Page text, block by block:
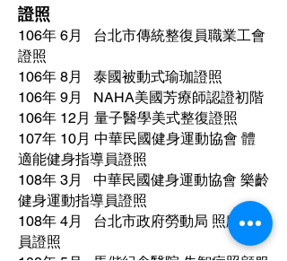
證照
106年 6月 台北市傳統整復員職業工會
證照
106年 8月 泰國被動式瑜珈證照
106年 9月 NAHA美國芳療師認證初階
106年 12月 量子醫學美式整復證照
107年 10月 中華民國健身運動協會 體
適能健身指導員證照
108年 3月 中華民國健身運動協會 樂齡
健身運動指導員證照
108年 4月 台北市政府勞動局 照顧服務
員證照